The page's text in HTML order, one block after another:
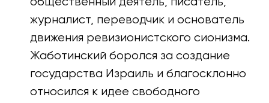
журналист, переводчик и основатель
движения ревизионистского сионизма.
Жаботинский боролся за создание
государства Израиль и благосклонно
относился к идее свободного